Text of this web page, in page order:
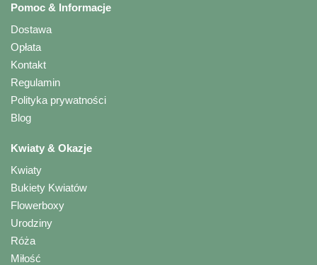
Pomoc & Informacje
Dostawa
Opłata
Kontakt
Regulamin
Polityka prywatności
Blog
Kwiaty & Okazje
Kwiaty
Bukiety Kwiatów
Flowerboxy
Urodziny
Róża
Miłość